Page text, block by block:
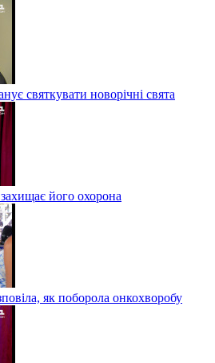
святкувати новорічні свята
його охорона
як поборола онкохворобу